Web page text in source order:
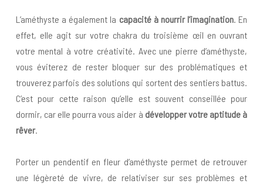
L’améthyste a également la capacité à nourrir l’imagination. En
effet, elle agit sur votre chakra du troisième œil en ouvrant
votre mental à votre créativité. Avec une pierre d’améthyste,
vous éviterez de rester bloquer sur des problématiques et
trouverez parfois des solutions qui sortent des sentiers battus.
C’est pour cette raison qu’elle est souvent conseillée pour
dormir, car elle pourra vous aider à développer votre aptitude à
rêver.
Porter un pendentif en fleur d’améthyste permet de retrouver
une légèreté de vivre, de relativiser sur ses problèmes et